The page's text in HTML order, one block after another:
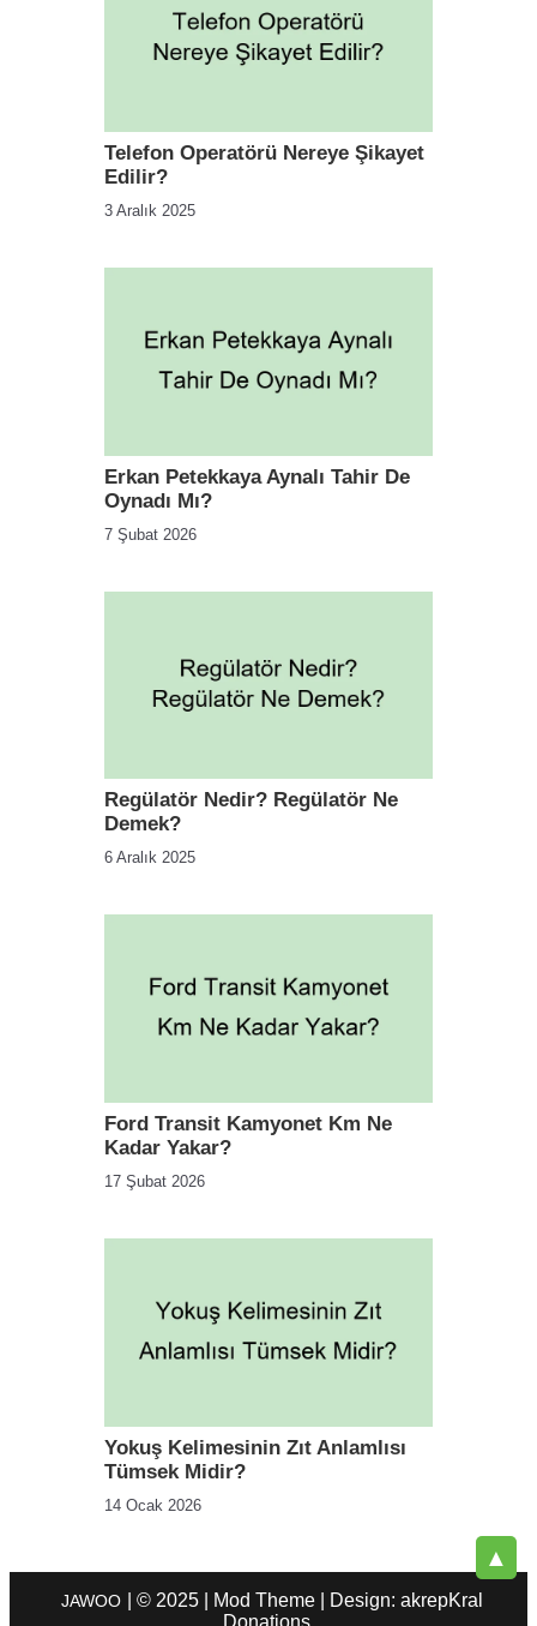
Telefon Operatörü Nereye Şikayet
Edilir?
3 Aralık 2025
Erkan Petekkaya Aynalı Tahir De
Oynadı Mı?
7 Şubat 2026
Regülatör Nedir? Regülatör Ne
Demek?
6 Aralık 2025
Ford Transit Kamyonet Km Ne
Kadar Yakar?
17 Şubat 2026
Yokuş Kelimesinin Zıt Anlamlısı
Tümsek Midir?
14 Ocak 2026
▲
JAWOO | © 2025 | Mod Theme | Design: akrepKral
Donations.